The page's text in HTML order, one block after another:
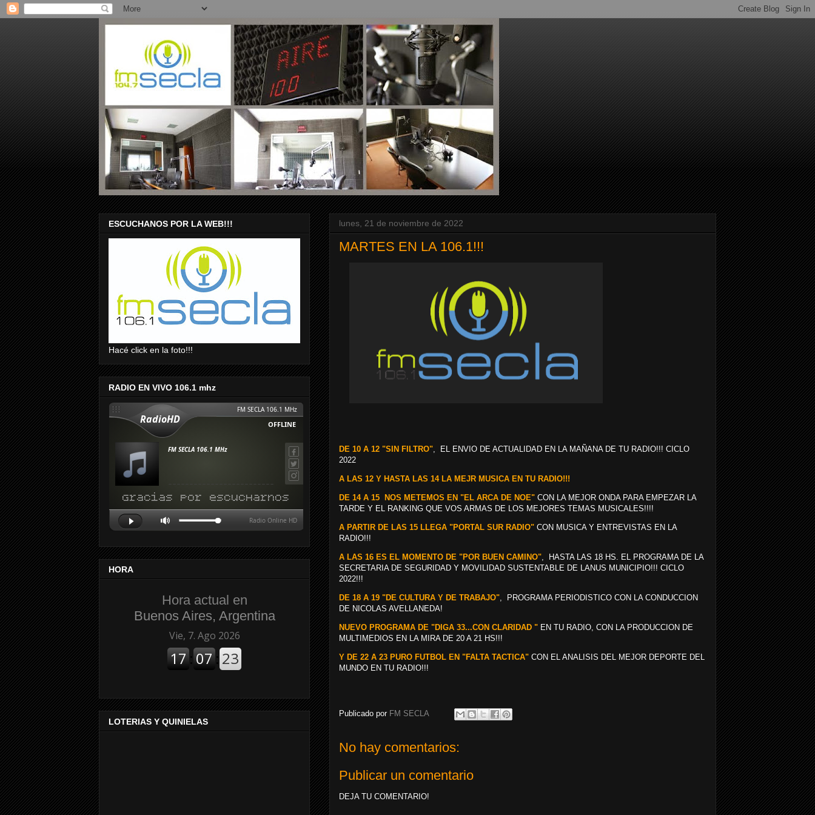
lunes, 21 de noviembre de 2022
MARTES EN LA 106.1!!!
DE 10 A 12 "SIN FILTRO", EL ENVIO DE ACTUALIDAD EN LA MAÑANA DE TU RADIO!!! CICLO
2022
A LAS 12 Y HASTA LAS 14 LA MEJR MUSICA EN TU RADIO!!!
DE 14 A 15 NOS METEMOS EN "EL ARCA DE NOE" CON LA MEJOR ONDA PARA EMPEZAR LA
TARDE Y EL RANKING QUE VOS ARMAS DE LOS MEJORES TEMAS MUSICALES!!!!
A PARTIR DE LAS 15 LLEGA "PORTAL SUR RADIO" CON MUSICA Y ENTREVISTAS EN LA
RADIO!!!
A LAS 16 ES EL MOMENTO DE "POR BUEN CAMINO", HASTA LAS 18 HS. EL PROGRAMA DE LA
SECRETARIA DE SEGURIDAD Y MOVILIDAD SUSTENTABLE DE LANUS MUNICIPIO!!! CICLO
2022!!!
DE 18 A 19 "DE CULTURA Y DE TRABAJO", PROGRAMA PERIODISTICO CON LA CONDUCCION
DE NICOLAS AVELLANEDA!
NUEVO PROGRAMA DE "DIGA 33...CON CLARIDAD " EN TU RADIO, CON LA PRODUCCION DE
MULTIMEDIOS EN LA MIRA DE 20 A 21 HS!!!
Y DE 22 A 23 PURO FUTBOL EN "FALTA TACTICA" CON EL ANALISIS DEL MEJOR DEPORTE DEL
MUNDO EN TU RADIO!!!
Publicado por FM SECLA
No hay comentarios:
Publicar un comentario
DEJA TU COMENTARIO!
ESCUCHANOS POR LA WEB!!!
Hacé click en la foto!!!
RADIO EN VIVO 106.1 mhz
HORA
Hora actual en
Buenos Aires, Argentina
LOTERIAS Y QUINIELAS